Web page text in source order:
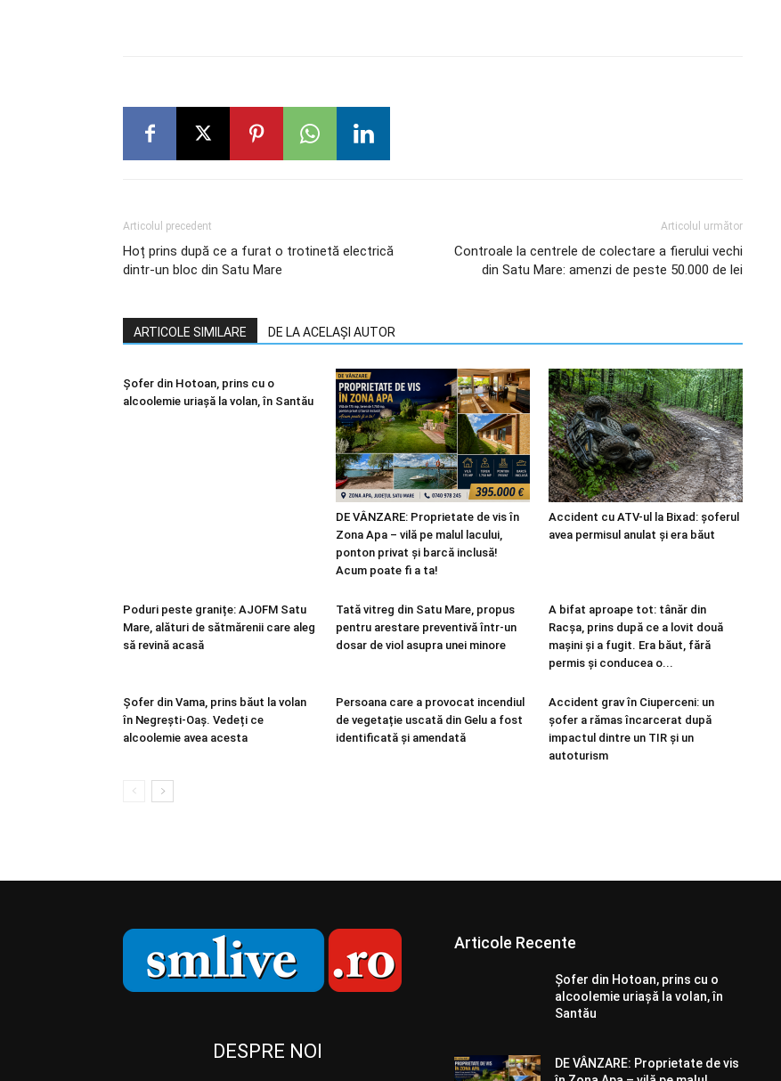
Articolul precedent
Hoț prins după ce a furat o trotinetă electrică
dintr-un bloc din Satu Mare
Articolul următor
Controale la centrele de colectare a fierului vechi
din Satu Mare: amenzi de peste 50.000 de lei
ARTICOLE SIMILARE DE LA ACELAȘI AUTOR
Șofer din Hotoan, prins cu o
alcoolemie uriașă la volan, în Santău
DE VÂNZARE: Proprietate de vis în
Zona Apa – vilă pe malul lacului,
ponton privat și barcă inclusă!
Acum poate fi a ta!
Accident cu ATV-ul la Bixad: șoferul
avea permisul anulat și era băut
Poduri peste granițe: AJOFM Satu
Mare, alături de sătmărenii care aleg
să revină acasă
Tată vitreg din Satu Mare, propus
pentru arestare preventivă într-un
dosar de viol asupra unei minore
A bifat aproape tot: tânăr din
Racșa, prins după ce a lovit două
mașini și a fugit. Era băut, fără
permis și conducea o...
Șofer din Vama, prins băut la volan
în Negrești-Oaș. Vedeți ce
alcoolemie avea acesta
Persoana care a provocat incendiul
de vegetație uscată din Gelu a fost
identificată și amendată
Accident grav în Ciuperceni: un
șofer a rămas încarcerat după
impactul dintre un TIR și un
autoturism
DESPRE NOI
Articole Recente
Șofer din Hotoan, prins cu o
alcoolemie uriașă la volan, în
Santău
DE VÂNZARE: Proprietate de vis